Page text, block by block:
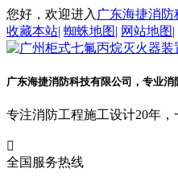
您好，欢迎进入 广东海捷消防
收藏本站| 蜘蛛地图| 网站地图|
广东海捷消防科技有限公司，专业消
专注消防工程施工设计20年

全国服务热线